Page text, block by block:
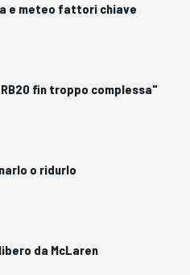
e meteo fattori chiave
fin troppo complessa"
o ridurlo
da McLaren